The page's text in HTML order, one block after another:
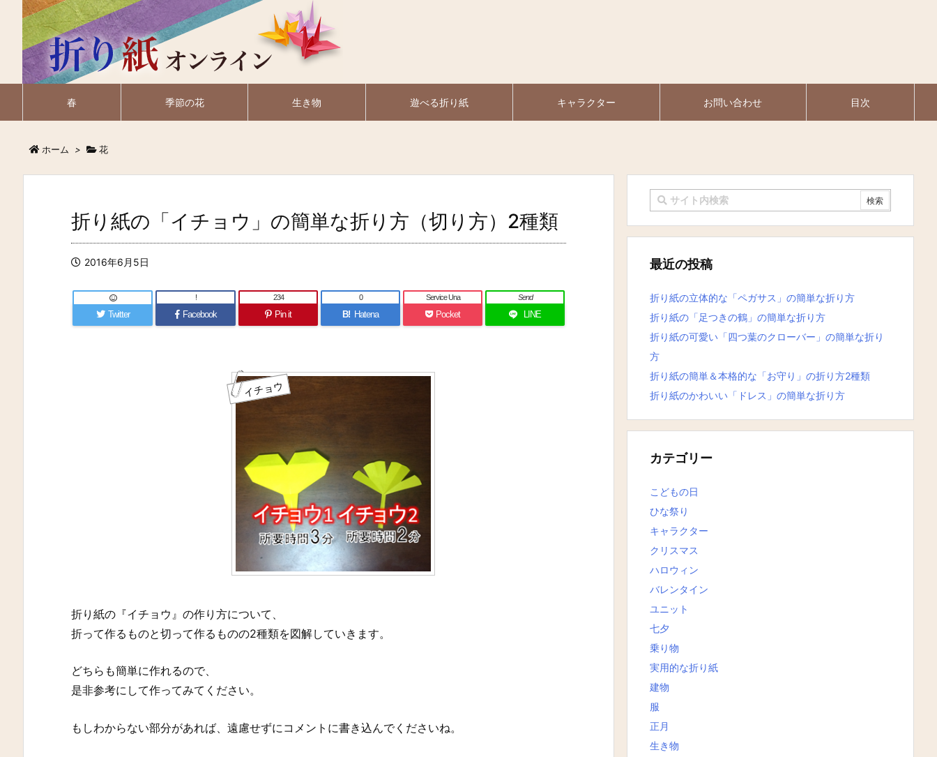
春 季節の花 生き物 遊べる折り紙 キャラクター お問い合わせ 目次
ホーム > 花
折り紙の「イチョウ」の簡単な折り方（切り方）2種類
2016年6月5日
Twitter Facebook
!
Pin it
234
B! Hatena
0
Pocket
Service Una
LINE
Send
イチョウ
折り紙の『イチョウ』の作り方について、
折って作るものと切って作るものの2種類を図解していきます。
どちらも簡単に作れるので、
是非参考にして作ってみてください。
もしわからない部分があれば、遠慮せずにコメントに書き込んでくださいね。
最近の投稿
折り紙の立体的な「ペガサス」の簡単な折り方
折り紙の「足つきの鶴」の簡単な折り方
折り紙の可愛い「四つ葉のクローバー」の簡単な折り
方
折り紙の簡単＆本格的な「お守り」の折り方2種類
折り紙のかわいい「ドレス」の簡単な折り方
カテゴリー
こどもの日
ひな祭り
キャラクター
クリスマス
ハロウィン
バレンタイン
ユニット
七夕
乗り物
実用的な折り紙
建物
服
正月
生き物